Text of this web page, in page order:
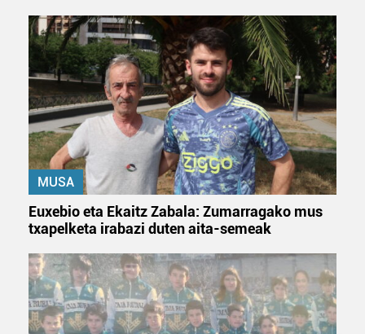
MUSA
Euxebio eta Ekaitz Zabala: Zumarragako mus
txapelketa irabazi duten aita-semeak